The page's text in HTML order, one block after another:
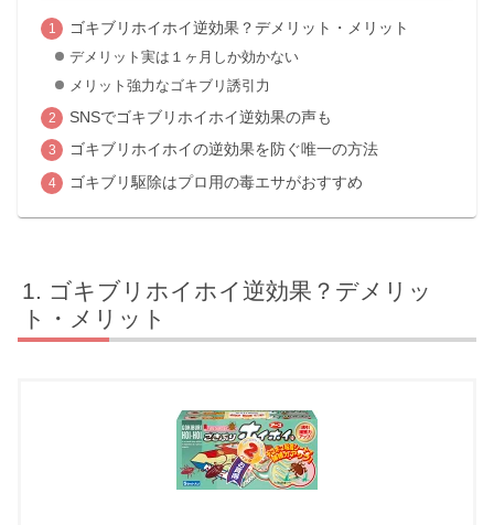
ゴキブリホイホイ逆効果？デメリット・メリット
デメリット実は１ヶ月しか効かない
メリット強力なゴキブリ誘引力
SNSでゴキブリホイホイ逆効果の声も
ゴキブリホイホイの逆効果を防ぐ唯一の方法
ゴキブリ駆除はプロ用の毒エサがおすすめ
ゴキブリホイホイ逆効果？デメリッ
ト・メリット